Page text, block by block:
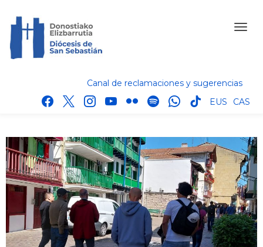
Canal de reclamaciones y sugerencias
facebook
x instagram
youtube
flickr spotifywhatsapp
tik
EUS CAS